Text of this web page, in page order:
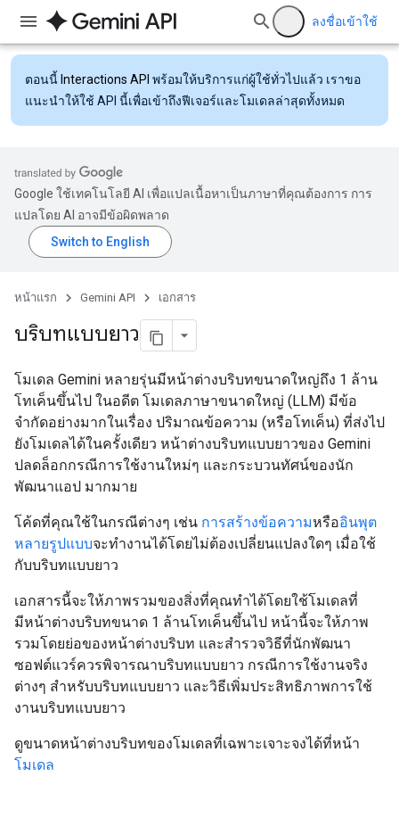
ลงชื่อเข้าใช้
ตอนนี้ Interactions API พร้อมให้บริการแก่ผู้ใช้ทั่วไปแล้ว เราขอ
แนะนำให้ใช้ API นี้เพื่อเข้าถึงฟีเจอร์และโมเดลล่าสุดทั้งหมด
Google ใช้เทคโนโลยี AI เพื่อแปลเนื้อหาเป็นภาษาที่คุณต้องการ การ
แปลโดย AI อาจมีข้อผิดพลาด
หน้าแรก Gemini API เอกสาร
บริบทแบบยาว
โมเดล Gemini หลายรุ่นมีหน้าต่างบริบทขนาดใหญ่ถึง 1 ล้าน
โทเค็นขึ้นไป ในอดีต โมเดลภาษาขนาดใหญ่ (LLM) มีข้อ
จำกัดอย่างมากในเรื่อง ปริมาณข้อความ (หรือโทเค็น) ที่ส่งไป
ยังโมเดลได้ในครั้งเดียว หน้าต่างบริบทแบบยาวของ Gemini
ปลดล็อกกรณีการใช้งานใหม่ๆ และกระบวนทัศน์ของนัก
พัฒนาแอป มากมาย
โค้ดที่คุณใช้ในกรณีต่างๆ เช่น การสร้างข้อความหรืออินพุต
หลายรูปแบบจะทำงานได้โดยไม่ต้องเปลี่ยนแปลงใดๆ เมื่อใช้
กับบริบทแบบยาว
เอกสารนี้จะให้ภาพรวมของสิ่งที่คุณทำได้โดยใช้โมเดลที่
มีหน้าต่างบริบทขนาด 1 ล้านโทเค็นขึ้นไป หน้านี้จะให้ภาพ
รวมโดยย่อของหน้าต่างบริบท และสำรวจวิธีที่นักพัฒนา
ซอฟต์แวร์ควรพิจารณาบริบทแบบยาว กรณีการใช้งานจริง
ต่างๆ สำหรับบริบทแบบยาว และวิธีเพิ่มประสิทธิภาพการใช้
งานบริบทแบบยาว
ดูขนาดหน้าต่างบริบทของโมเดลที่เฉพาะเจาะจงได้ที่หน้า
โมเดล